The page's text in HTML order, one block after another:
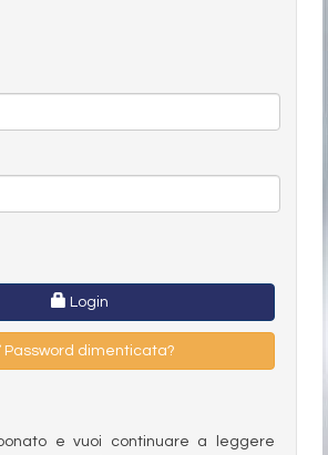
Login
Password dimenticata?
e vuoi continuare a leggere